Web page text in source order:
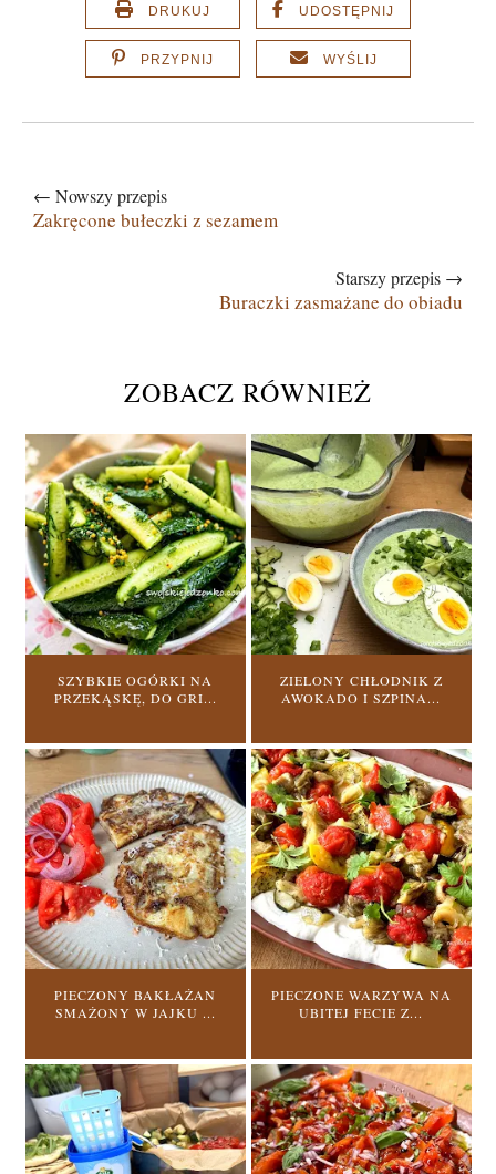
DRUKUJ UDOSTĘPNIJ
PRZYPNIJ WYŚLIJ
← Nowszy przepis
Zakręcone bułeczki z sezamem
Starszy przepis →
Buraczki zasmażane do obiadu
ZOBACZ RÓWNIEŻ
SZYBKIE OGÓRKI NA
PRZEKĄSKĘ, DO GRI...
ZIELONY CHŁODNIK Z
AWOKADO I SZPINA...
PIECZONY BAKŁAŻAN
SMAŻONY W JAJKU ...
PIECZONE WARZYWA NA
UBITEJ FECIE Z...